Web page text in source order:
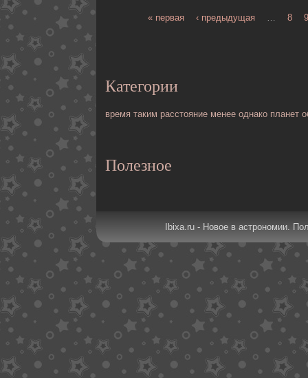
« первая ‹ предыдущая 8 9
Категории
время таким расстояние менее однако планет
Полезное
Ibixa.ru - Новое в астрономии.